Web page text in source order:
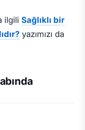
ilgili Sağlıklı bir
yazımızı da